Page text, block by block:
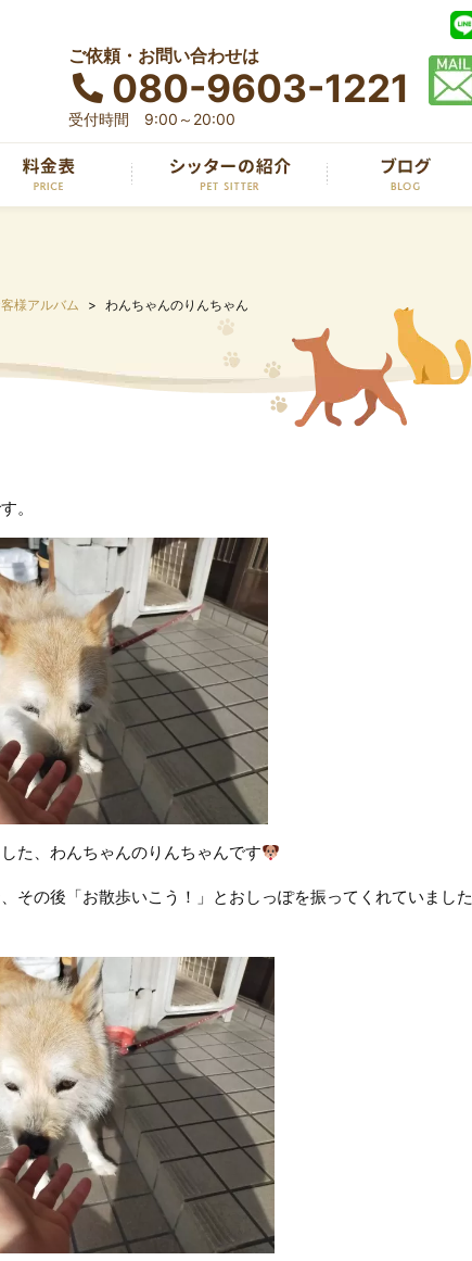
ご依頼・お問い合わせは
080-9603-1221
受付時間 9:00～20:00
様アルバム わんちゃんのりんちゃん
。
た、わんちゃんのりんちゃんです
その後「お散歩いこう！」とおしっぽを振ってくれていました